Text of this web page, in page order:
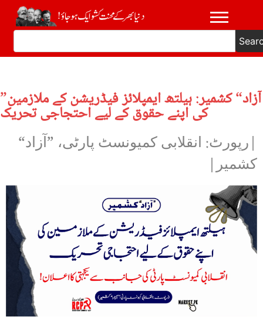
”آزاد“ کشمیر: ہیلتھ ایمپلائز فیڈریشن کے ملازمین
کی اپنے حقوق کے لیے احتجاجی تحریک
|رپورٹ: انقلابی کمیونسٹ پارٹی، ”آزاد“
کشمیر|